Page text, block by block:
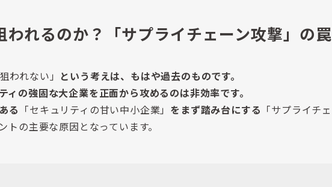
われるのか？「サプライチェーン攻撃」の罠
われない」 という考えは、もはや過去のものです。
ィの強固な大企業を正面から攻めるのは非効率です。
る 「セキュリティの甘い中小企業」 をまず踏み台にする 「サプライチェ
の主要な原因となっています。